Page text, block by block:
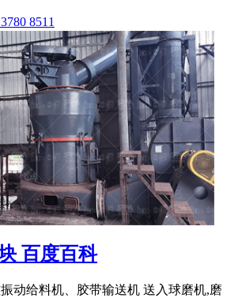
8511
百度百科
动给料机、胶带输送机 送入球磨机,磨